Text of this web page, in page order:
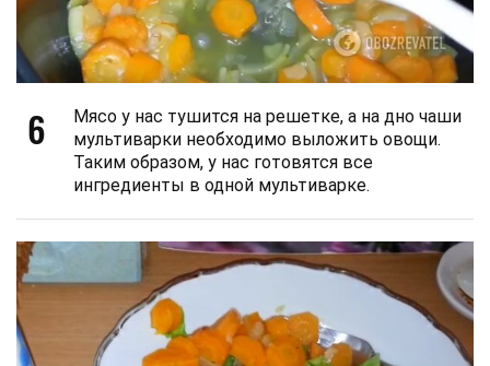
6
Мясо у нас тушится на решетке, а на дно чаши
мультиварки необходимо выложить овощи.
Таким образом, у нас готовятся все
ингредиенты в одной мультиварке.